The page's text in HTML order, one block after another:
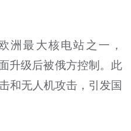
洲最大核电站之一，
升级后被俄方控制。此
和无人机攻击，引发国